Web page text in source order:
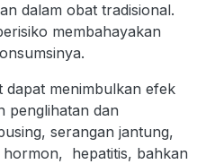
dalam obat tradisional.
membahayakan
dapat menimbulkan efek
penglihatan dan
serangan jantung,
hormon, hepatitis, bahkan